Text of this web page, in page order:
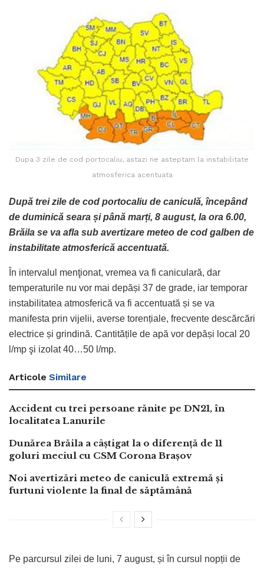
Dupa 3 zile de cod portocaliu, astazi ne asteptam la instabilitate
atmosferica acentuata
După trei zile de cod portocaliu de caniculă, începând
de duminică seara și până marți, 8 august, la ora 6.00,
Brăila se va afla sub avertizare meteo de cod galben de
instabilitate atmosferică accentuată.
n intervalul menţionat, vremea va fi caniculară, dar
temperaturile nu vor mai depăși 37 de grade, iar temporar
instabilitatea atmosferică va fi accentuată și se va
manifesta prin vijelii, averse torențiale, frecvente descărcări
electrice și grindină. Cantitățile de apă vor depăși local 20
l/mp şi izolat 40…50 l/mp.
Articole Similare
Accident cu trei persoane rănite pe DN21, în
localitatea Lanurile
Dunărea Brăila a câștigat la o diferență de 11
goluri meciul cu CSM Corona Brașov
Noi avertizări meteo de caniculă extremă și
furtuni violente la final de săptămână
Pe parcursul zilei de luni, 7 august, și în cursul nopții de